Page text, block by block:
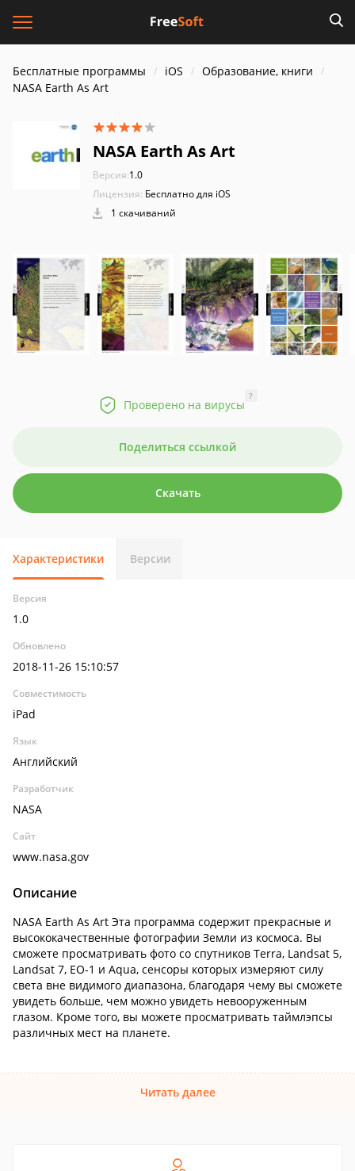
Бесплатные программы iOS
Образование, книги
NASA Earth As Art
NASA Earth As Art
Версия:1.0
Лицензия: Бесплатно для iOS
1 скачиваний
Проверено на вирусы
?
Поделиться ссылкой
Скачать
Характеристики Версии
Версия
1.0
Обновлено
2018-11-26 15:10:57
Совместимость
iPad
Язык
Английский
Разработчик
NASA
Сайт
www.nasa.gov
Описание
NASA Earth As Art Эта программа содержит прекрасные и
высококачественные фотографии Земли из космоса. Вы
сможете просматривать фото со спутников Terra, Landsat 5,
Landsat 7, EO-1 и Aqua, сенсоры которых измеряют силу
света вне видимого диапазона, благодаря чему вы сможете
увидеть больше, чем можно увидеть невооруженным
глазом. Кроме того, вы можете просматривать таймлэпсы
различных мест на планете.
Читать далее